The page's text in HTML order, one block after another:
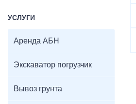
УСЛУГИ
Аренда АБН
Экскаватор погрузчик
Вывоз грунта